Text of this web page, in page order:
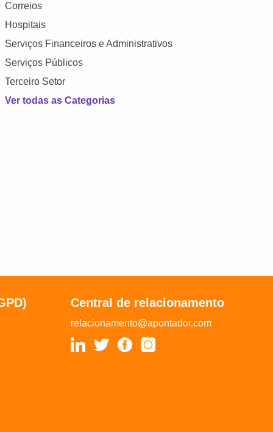
Correios
Hospitais
Serviços Financeiros e Administrativos
Serviços Públicos
Terceiro Setor
Ver todas as Categorias
Central de relacionamento
relacionamento@apontador.com